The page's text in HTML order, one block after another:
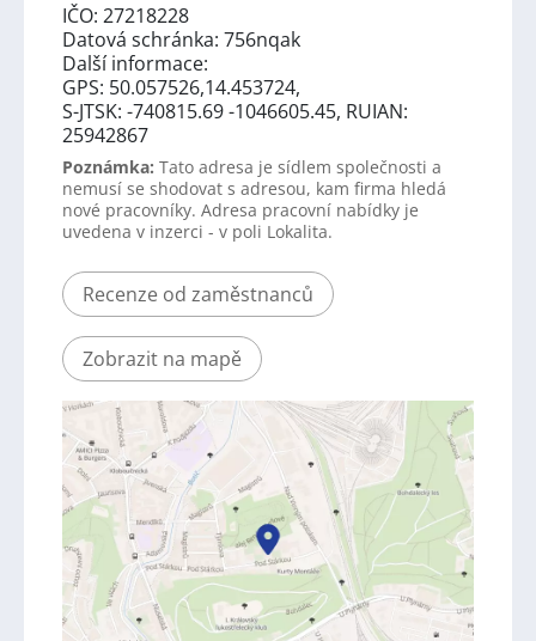
IČO: 27218228
Datová schránka: 756nqak
Další informace:
GPS: 50.057526,14.453724,
S-JTSK: -740815.69 -1046605.45, RUIAN:
25942867
Poznámka: Tato adresa je sídlem společnosti a
nemusí se shodovat s adresou, kam firma hledá
nové pracovníky. Adresa pracovní nabídky je
uvedena v inzerci - v poli Lokalita.
Recenze od zaměstnanců
Zobrazit na mapě